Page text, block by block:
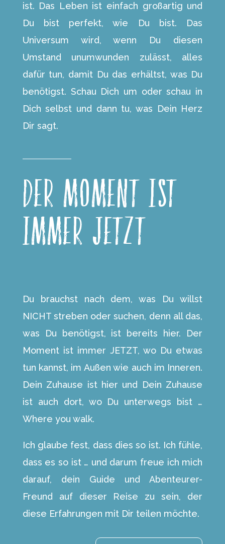
ist. Das Leben ist einfach großartig und
Du bist perfekt, wie Du bist. Das
Universum wird, wenn Du diesen
Umstand unumwunden zulässt, alles
dafür tun, damit Du das erhältst, was Du
benötigst. Schau Dich um oder schau in
Dich selbst und dann tu, was Dein Herz
Dir sagt.
Der Moment ist
immer Jetzt
Du brauchst nach dem, was Du willst
NICHT streben oder suchen, denn all das,
was Du benötigst, ist bereits hier. Der
Moment ist immer JETZT, wo Du etwas
tun kannst, im Außen wie auch im Inneren.
Dein Zuhause ist hier und Dein Zuhause
ist auch dort, wo Du unterwegs bist …
Where you walk.
Ich glaube fest, dass dies so ist. Ich fühle,
dass es so ist … und darum freue ich mich
darauf, dein Guide und Abenteurer-
Freund auf dieser Reise zu sein, der
diese Erfahrungen mit Dir teilen möchte.